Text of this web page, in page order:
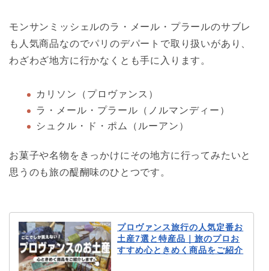
モンサンミッシェルのラ・メール・プラールのサブレ
も人気商品なのでパリのデパートで取り扱いがあり、
わざわざ地方に行かなくとも手に入ります。
カリソン（プロヴァンス）
ラ・メール・プラール（ノルマンディー）
シュクル・ド・ポム（ルーアン）
お菓子や名物をきっかけにその地方に行ってみたいと
思うのも旅の醍醐味のひとつです。
プロヴァンス旅行の人気定番お
土産7選と特産品｜旅のプロお
すすめ心ときめく商品をご紹介